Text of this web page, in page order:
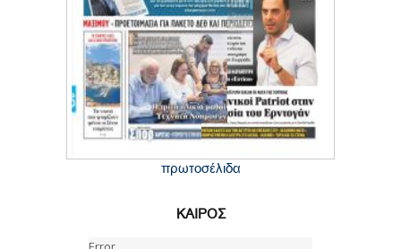
πρωτοσέλιδα
ΚΑΙΡΟΣ